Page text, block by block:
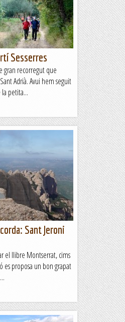
Sesserres
gran recorregut que
Adrià. Avui hem seguit
petita...
Sant Jeroni
el llibre Montserrat, cims
es proposa un bon grapat